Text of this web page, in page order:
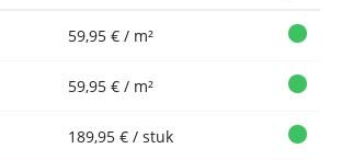
59,95 € / m²
59,95 € / m²
189,95 € / stuk